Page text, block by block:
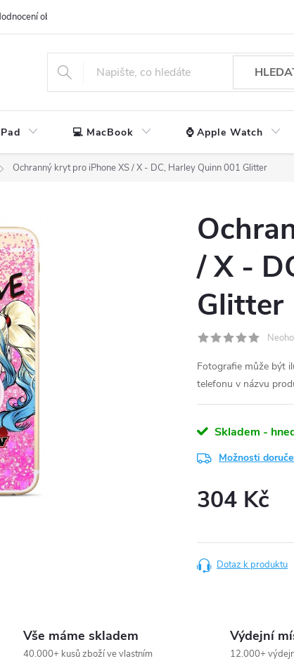
obchodu
💻 MacBook ⌚ Apple Watch
Ochranný kryt pro iPhone XS / X - DC, Harley Quinn 001 Glitter
/ X -
Glitter
Fotografie může být
telefonu v názvu
Skladem -
Možnosti
304 Kč
Dotaz k produktu
Vše máme skladem
40.000+ kusů zboží ve vlastním
Výdejní
12.000+